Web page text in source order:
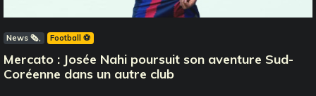
News 🗞️ Football ⚽️
Mercato : Josée Nahi poursuit son aventure Sud-
Coréenne dans un autre club